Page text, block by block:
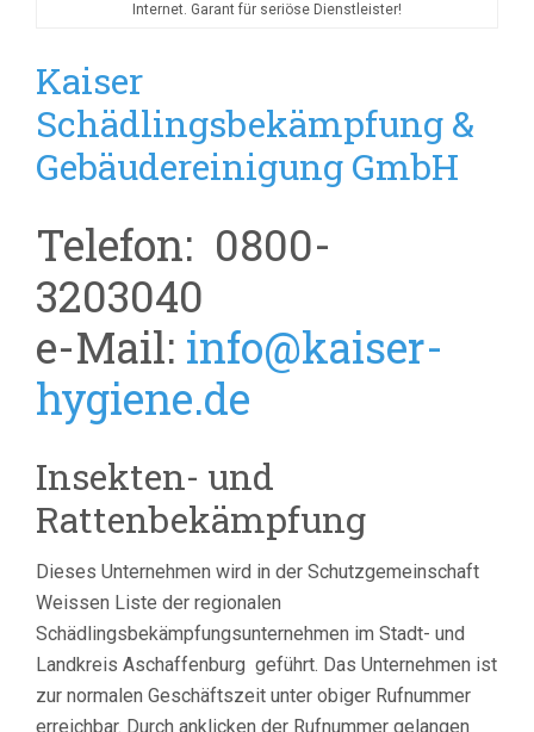
Internet. Garant für seriöse Dienstleister!
Kaiser
Schädlingsbekämpfung &
Gebäudereinigung GmbH
Telefon: 0800-
3203040
e-Mail: info@kaiser-
hygiene.de
Insekten- und
Rattenbekämpfung
Dieses Unternehmen wird in der Schutzgemeinschaft
Weissen Liste der regionalen
Schädlingsbekämpfungsunternehmen im Stadt- und
Landkreis Aschaffenburg geführt. Das Unternehmen ist
zur normalen Geschäftszeit unter obiger Rufnummer
erreichbar. Durch anklicken der Rufnummer gelangen